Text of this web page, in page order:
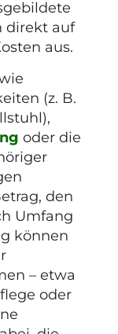
direkt auf
aus.
(z. B.
oder die
den
Umfang
können
– etwa
oder